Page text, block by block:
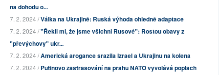
na dohodu o...
7. 2. 2024 /Válka na Ukrajině: Ruská výhoda ohledně adaptace
7. 2. 2024 /"Řekli mi, že jsme všichni Rusové": Rostou obavy z
"převýchovy" ukr...
7. 2. 2024 /Americká arogance srazila Izrael a Ukrajinu na kolena
7. 2. 2024 /Putinovo zastrašování na prahu NATO vyvolává poplach